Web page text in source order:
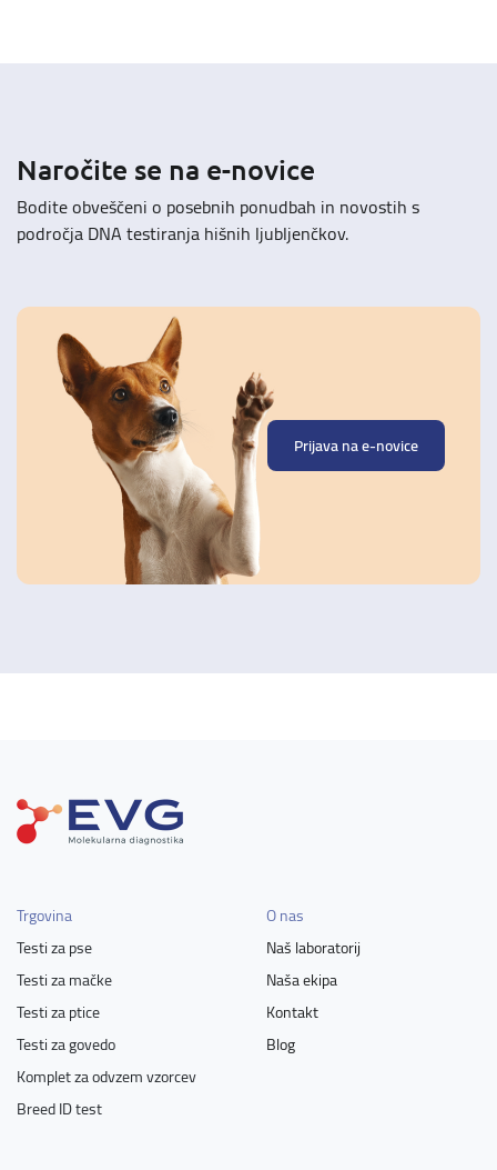
Naročite se na e-novice
Bodite obveščeni o posebnih ponudbah in novostih s
področja DNA testiranja hišnih ljubljenčkov.
Prijava na e-novice
Trgovina
Testi za pse
Testi za mačke
Testi za ptice
Testi za govedo
Komplet za odvzem vzorcev
Breed ID test
O nas
Naš laboratorij
Naša ekipa
Kontakt
Blog